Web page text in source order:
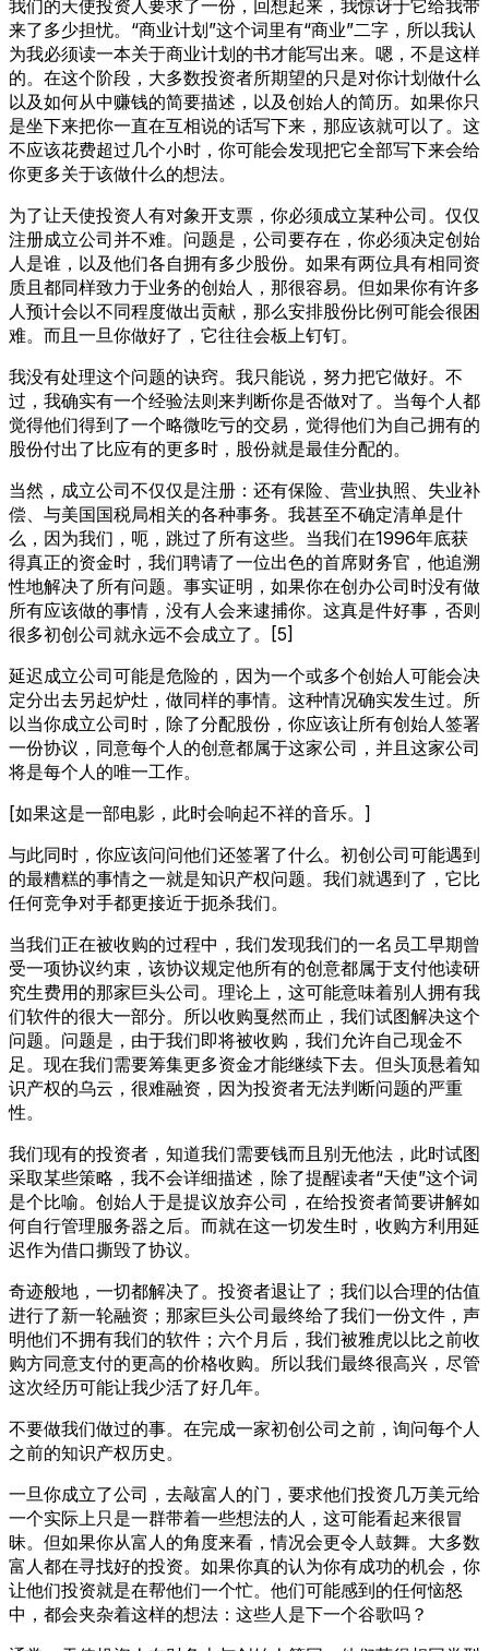
我们的天使投资人要求了一份，回想起来，我惊讶于它给我带
来了多少担忧。“商业计划”这个词里有“商业”二字，所以我认
为我必须读一本关于商业计划的书才能写出来。嗯，不是这样
的。在这个阶段，大多数投资者所期望的只是对你计划做什么
以及如何从中赚钱的简要描述，以及创始人的简历。如果你只
是坐下来把你一直在互相说的话写下来，那应该就可以了。这
不应该花费超过几个小时，你可能会发现把它全部写下来会给
你更多关于该做什么的想法。
为了让天使投资人有对象开支票，你必须成立某种公司。仅仅
注册成立公司并不难。问题是，公司要存在，你必须决定创始
人是谁，以及他们各自拥有多少股份。如果有两位具有相同资
质且都同样致力于业务的创始人，那很容易。但如果你有许多
人预计会以不同程度做出贡献，那么安排股份比例可能会很困
难。而且一旦你做好了，它往往会板上钉钉。
我没有处理这个问题的诀窍。我只能说，努力把它做好。不
过，我确实有一个经验法则来判断你是否做对了。当每个人都
觉得他们得到了一个略微吃亏的交易，觉得他们为自己拥有的
股份付出了比应有的更多时，股份就是最佳分配的。
当然，成立公司不仅仅是注册：还有保险、营业执照、失业补
偿、与美国国税局相关的各种事务。我甚至不确定清单是什
么，因为我们，呃，跳过了所有这些。当我们在1996年底获
得真正的资金时，我们聘请了一位出色的首席财务官，他追溯
性地解决了所有问题。事实证明，如果你在创办公司时没有做
所有应该做的事情，没有人会来逮捕你。这真是件好事，否则
很多初创公司就永远不会成立了。[5]
延迟成立公司可能是危险的，因为一个或多个创始人可能会决
定分出去另起炉灶，做同样的事情。这种情况确实发生过。所
以当你成立公司时，除了分配股份，你应该让所有创始人签署
一份协议，同意每个人的创意都属于这家公司，并且这家公司
将是每个人的唯一工作。
[如果这是一部电影，此时会响起不祥的音乐。]
与此同时，你应该问问他们还签署了什么。初创公司可能遇到
的最糟糕的事情之一就是知识产权问题。我们就遇到了，它比
任何竞争对手都更接近于扼杀我们。
当我们正在被收购的过程中，我们发现我们的一名员工早期曾
受一项协议约束，该协议规定他所有的创意都属于支付他读研
究生费用的那家巨头公司。理论上，这可能意味着别人拥有我
们软件的很大一部分。所以收购戛然而止，我们试图解决这个
问题。问题是，由于我们即将被收购，我们允许自己现金不
足。现在我们需要筹集更多资金才能继续下去。但头顶悬着知
识产权的乌云，很难融资，因为投资者无法判断问题的严重
性。
我们现有的投资者，知道我们需要钱而且别无他法，此时试图
采取某些策略，我不会详细描述，除了提醒读者“天使”这个词
是个比喻。创始人于是提议放弃公司，在给投资者简要讲解如
何自行管理服务器之后。而就在这一切发生时，收购方利用延
迟作为借口撕毁了协议。
奇迹般地，一切都解决了。投资者退让了；我们以合理的估值
进行了新一轮融资；那家巨头公司最终给了我们一份文件，声
明他们不拥有我们的软件；六个月后，我们被雅虎以比之前收
购方同意支付的更高的价格收购。所以我们最终很高兴，尽管
这次经历可能让我少活了好几年。
不要做我们做过的事。在完成一家初创公司之前，询问每个人
之前的知识产权历史。
一旦你成立了公司，去敲富人的门，要求他们投资几万美元给
一个实际上只是一群带着一些想法的人，这可能看起来很冒
昧。但如果你从富人的角度来看，情况会更令人鼓舞。大多数
富人都在寻找好的投资。如果你真的认为你有成功的机会，你
让他们投资就是在帮他们一个忙。他们可能感到的任何恼怒
中，都会夹杂着这样的想法：这些人是下一个谷歌吗？